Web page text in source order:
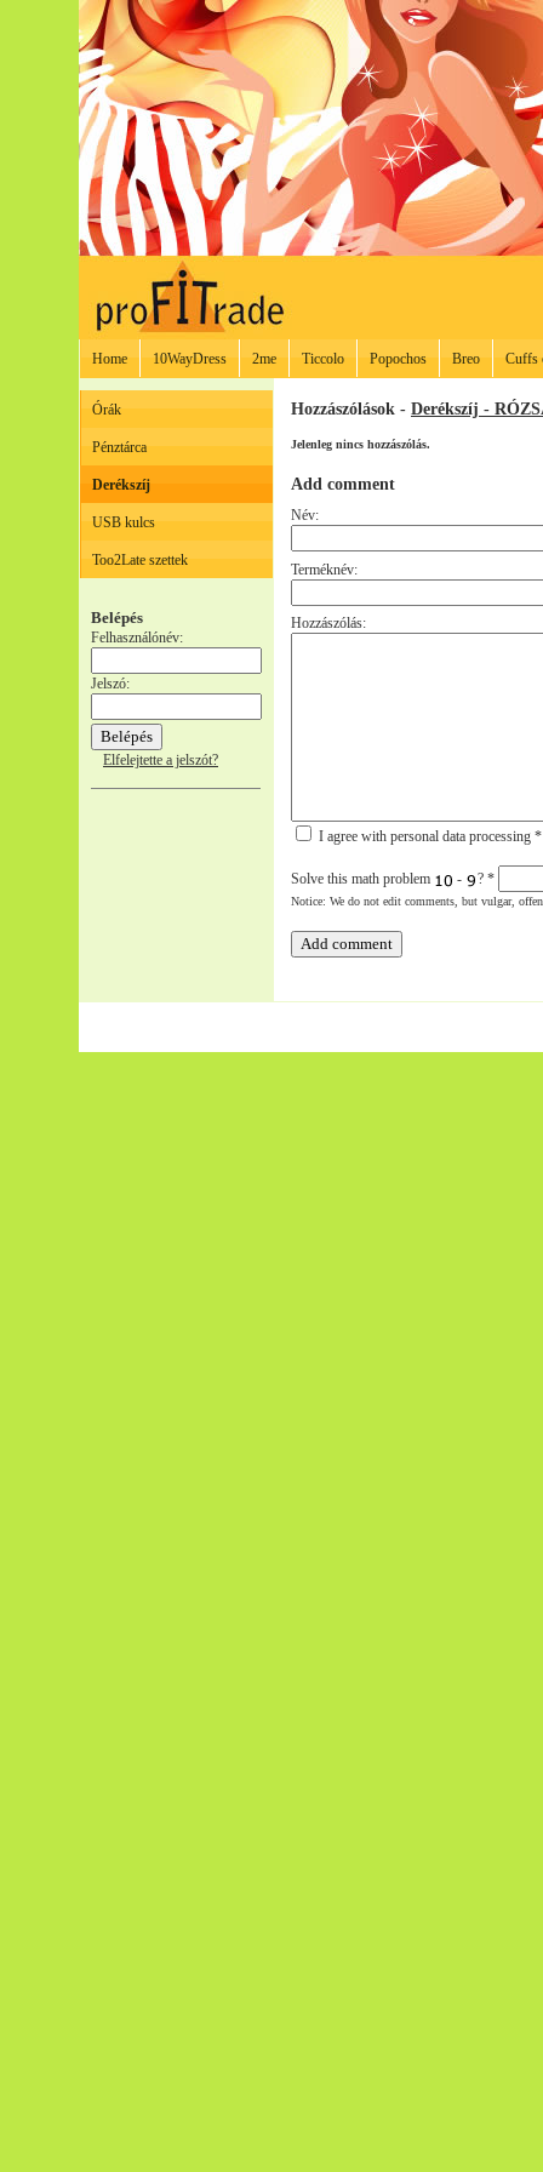
Home 10WayDress 2me Ticcolo Popochos Breo Cuffs
Órák
Pénztárca
Derékszíj
USB kulcs
Too2Late szettek
Belépés
Felhasználónév:
Jelszó:
Elfelejtette a jelszót?
Hozzászólások - Derékszíj -
Jelenleg nincs hozzászólás.
Add comment
Név:
Terméknév:
Hozzászólás:
I agree with personal data processing *
Solve this math problem - ? *
Notice: We do not edit comments, but vulgar,